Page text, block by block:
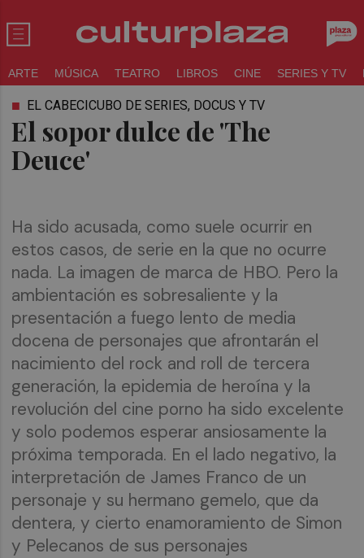
ARTE MÚSICA TEATRO LIBROS CINE SERIES Y TV
El sopor dulce de 'The
Deuce'
EL CABECICUBO DE SERIES, DOCUS Y TV
Ha sido acusada, como suele ocurrir en
estos casos, de serie en la que no ocurre
nada. La imagen de marca de HBO. Pero la
ambientación es sobresaliente y la
presentación a fuego lento de media
docena de personajes que afrontarán el
nacimiento del rock and roll de tercera
generación, la epidemia de heroína y la
revolución del cine porno ha sido excelente
y solo podemos esperar ansiosamente la
próxima temporada. En el lado negativo, la
interpretación de James Franco de un
personaje y su hermano gemelo, que da
dentera, y cierto enamoramiento de Simon
y Pelecanos de sus personajes